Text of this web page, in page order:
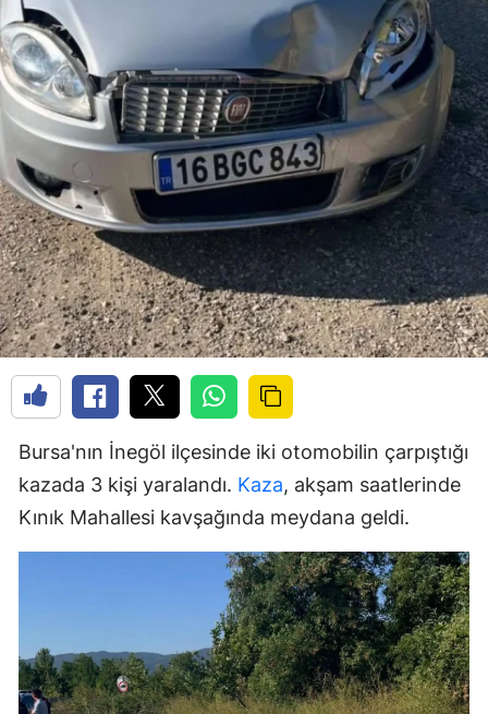
Bursa'nın İnegöl ilçesinde iki otomobilin çarpıştığı
kazada 3 kişi yaralandı. Kaza, akşam saatlerinde
Kınık Mahallesi kavşağında meydana geldi.